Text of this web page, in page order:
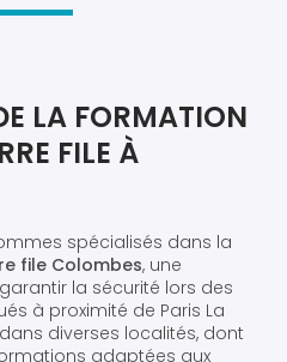
LA FORMATION
FILE À
spécialisés dans la
file Colombes, une
la sécurité lors des
à proximité de Paris La
diverses localités, dont
adaptées aux